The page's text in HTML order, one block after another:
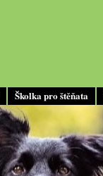
Školka pro štěňata